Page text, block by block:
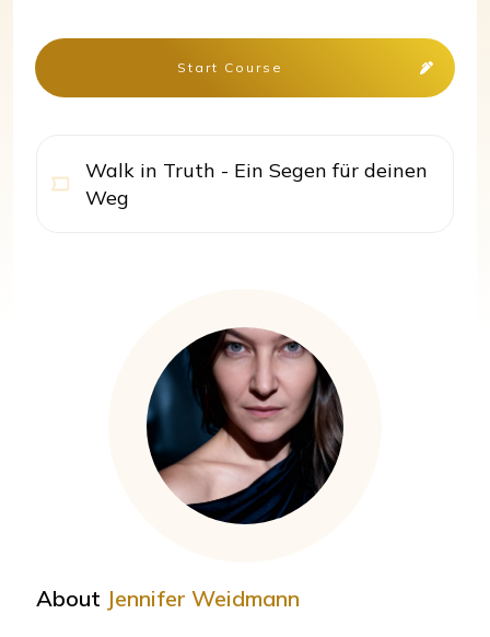
Start Course
Walk in Truth - Ein Segen für deinen
Weg
About Jennifer Weidmann